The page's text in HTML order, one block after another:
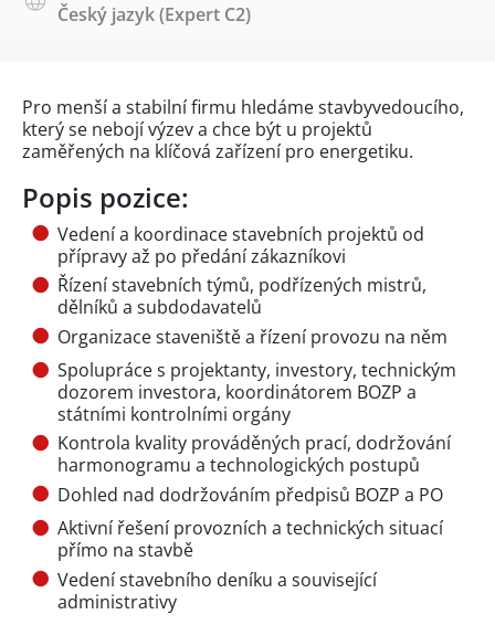
Český jazyk(Expert C2)
Pro menší a stabilní firmu hledáme stavbyvedoucího,
který se nebojí výzev a chce být u projektů
zaměřených na klíčová zařízení pro energetiku.
Popis pozice:
Vedení a koordinace stavebních projektů od
přípravy až po předání zákazníkovi
Řízení stavebních týmů, podřízených mistrů,
dělníků a subdodavatelů
Organizace staveniště a řízení provozu na něm
Spolupráce s projektanty, investory, technickým
dozorem investora, koordinátorem BOZP a
státními kontrolními orgány
Kontrola kvality prováděných prací, dodržování
harmonogramu a technologických postupů
Dohled nad dodržováním předpisů BOZP a PO
Aktivní řešení provozních a technických situací
přímo na stavbě
Vedení stavebního deníku a související
administrativy